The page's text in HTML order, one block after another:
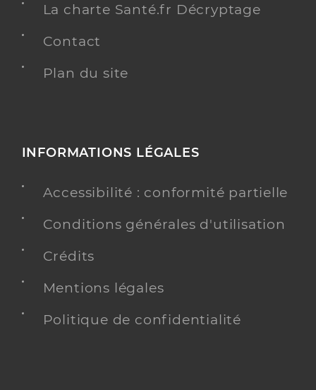
La charte Santé.fr Décryptage
Contact
Plan du site
INFORMATIONS LÉGALES
Accessibilité : conformité partielle
Conditions générales d'utilisation
Crédits
Mentions légales
Politique de confidentialité